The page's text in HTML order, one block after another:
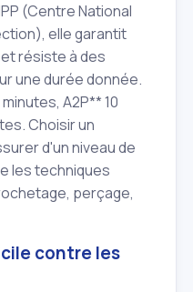
(Centre National
elle garantit
résiste à des
une durée donnée.
A2P** 10
Choisir un
d'un niveau de
les techniques
perçage,
contre les